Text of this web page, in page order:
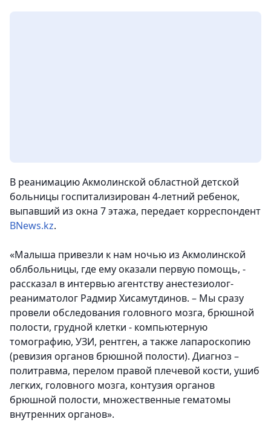
В реанимацию Акмолинской областной детской
больницы госпитализирован 4-летний ребенок,
выпавший из окна 7 этажа, передает корреспондент
BNews.kz.
«Малыша привезли к нам ночью из Акмолинской
облбольницы, где ему оказали первую помощь, -
рассказал в интервью агентству анестезиолог-
реаниматолог Радмир Хисамутдинов. – Мы сразу
провели обследования головного мозга, брюшной
полости, грудной клетки - компьютерную
томографию, УЗИ, рентген, а также лапароскопию
(ревизия органов брюшной полости). Диагноз –
политравма, перелом правой плечевой кости, ушиб
легких, головного мозга, контузия органов
брюшной полости, множественные гематомы
внутренних органов».